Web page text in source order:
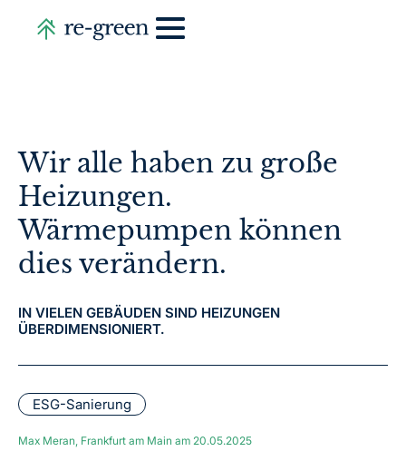
Wir alle haben zu große
Heizungen.
Wärmepumpen können
dies verändern.
IN VIELEN GEBÄUDEN SIND HEIZUNGEN
ÜBERDIMENSIONIERT.
ESG-Sanierung
Max Meran, Frankfurt am Main am 20.05.2025